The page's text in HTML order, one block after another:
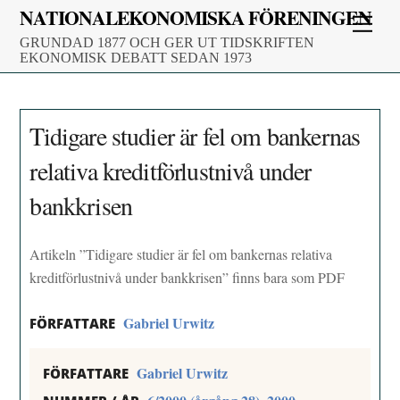
Skip
content
NATIONALEKONOMISKA FÖRENINGEN
GRUNDAD 1877 OCH GER UT TIDSKRIFTEN
EKONOMISK DEBATT SEDAN 1973
Tidigare studier är fel om bankernas
relativa kreditförlustnivå under
bankkrisen
Artikeln ”Tidigare studier är fel om bankernas relativa
kreditförlustnivå under bankkrisen” finns bara som PDF
FÖRFATTARE Gabriel Urwitz
FÖRFATTARE Gabriel Urwitz